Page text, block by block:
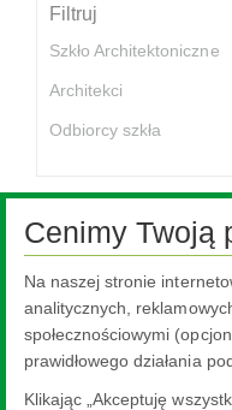
Filtruj
Szkło Architektoniczne
Architekci
Odbiorcy szkła
Ta treść jest
cookie, które są
Cenimy Twoją
Na naszej stronie
analitycznych,
społecznościowymi
prawidłowego działania
Klikając „Akceptuję